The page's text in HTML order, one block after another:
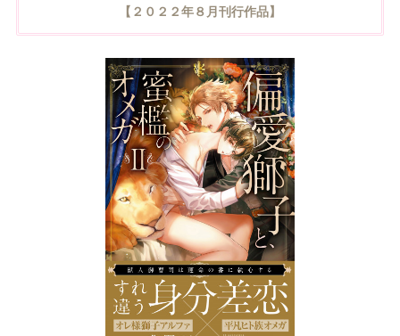
【２０２２年８月刊行作品】